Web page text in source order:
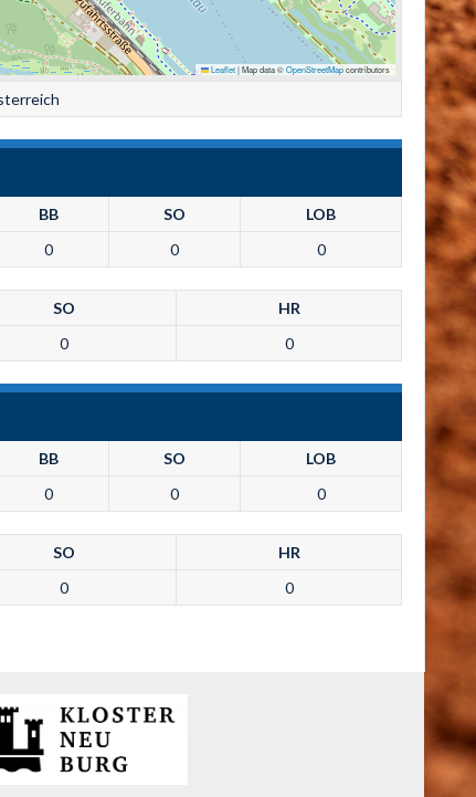
Leaflet|Map data ©OpenStreetMapcontributors
BB SO
LOB
0 0 0
SO
HR
0 0
BB SO
LOB
0 0 0
SO
HR
0 0